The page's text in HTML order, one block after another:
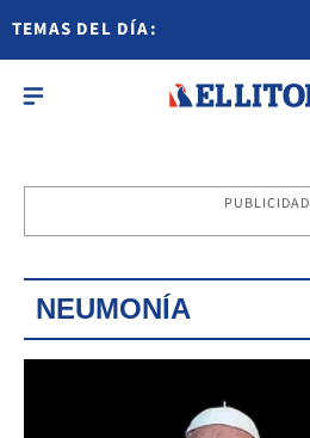
TEMAS DEL DÍA:
PUBLICIDAD
NEUMONÍA